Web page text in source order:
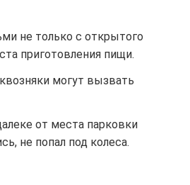
не только с открытого
приготовления пищи.
могут вызвать
от места парковки
не попал под колеса.